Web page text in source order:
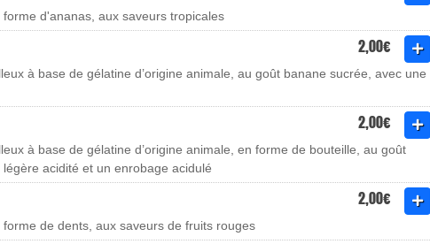
d'ananas, aux saveurs tropicales
2,00€
à base de gélatine d’origine animale, au goût banane sucrée, avec une
2,00€
à base de gélatine d’origine animale, en forme de bouteille, au goût
acidité et un enrobage acidulé
2,00€
de dents, aux saveurs de fruits rouges